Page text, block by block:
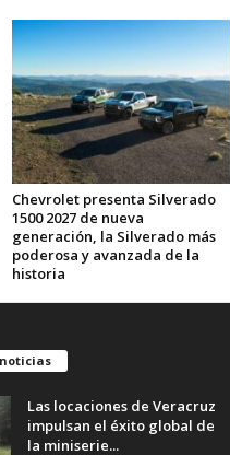
Chevrolet presenta Silverado
1500 2027 de nueva
generación, la Silverado más
poderosa y avanzada de la
historia
Las locaciones de Veracruz
impulsan el éxito global de
la miniserie...